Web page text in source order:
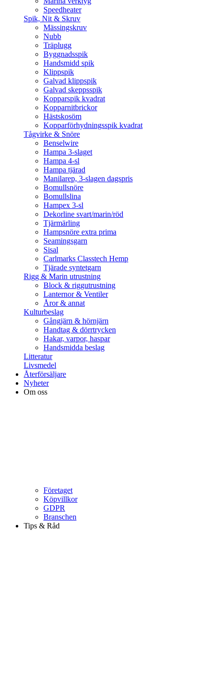
Speedheater
Spik, Nit & Skruv
Mässingskruv
Nubb
Träplugg
Byggnadsspik
Handsmidd spik
Klippspik
Galvad klippspik
Galvad skeppsspik
Kopparspik kvadrat
Kopparnitbrickor
Hästskosöm
Kopparförhydningsspik kvadrat
Tågvirke & Snöre
Benselwire
Hampa 3-slaget
Hampa 4-sl
Hampa tjärad
Manilarep, 3-slagen dagspris
Bomullsnöre
Bomullslina
Hampex 3-sl
Dekorline svart/marin/röd
Tjärmärling
Hampsnöre extra prima
Seamingsgarn
Sisal
Carlmarks Classtech Hemp
Tjärade syntetgarn
Rigg & Marin utrustning
Block & riggutrustning
Lanternor & Ventiler
Åror & annat
Kulturbeslag
Gångjärn & hörnjärn
Handtag & dörrtrycken
Hakar, varpor, haspar
Handsmidda beslag
Litteratur
Livsmedel
Återförsäljare
Nyheter
Om oss
Företaget
Köpvillkor
GDPR
Branschen
Tips & Råd